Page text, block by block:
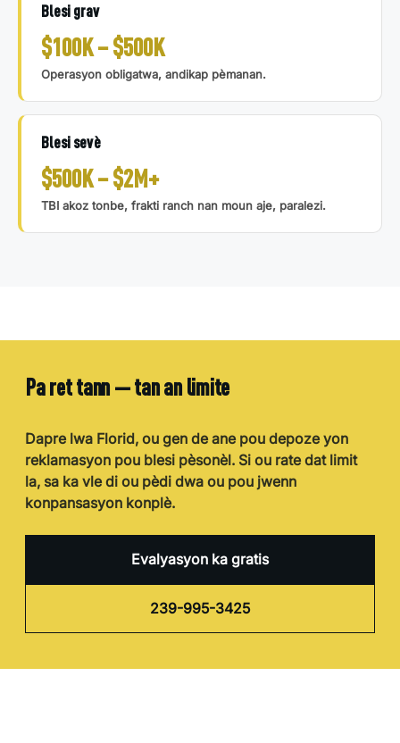
Blesi grav
$100K – $500K
Operasyon obligatwa, andikap pèmanan.
Blesi sevè
$500K – $2M+
TBI akoz tonbe, frakti ranch nan moun aje, paralezi.
Pa ret tann — tan an limite
Dapre lwa Florid, ou gen de ane pou depoze yon
reklamasyon pou blesi pèsonèl. Si ou rate dat limit
la, sa ka vle di ou pèdi dwa ou pou jwenn
konpansasyon konplè.
Evalyasyon ka gratis
239-995-3425